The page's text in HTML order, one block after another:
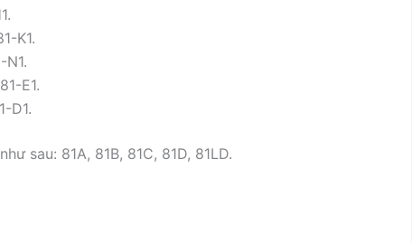
K1.
N1.
E1.
D1.
sau: 81A, 81B, 81C, 81D, 81LD.